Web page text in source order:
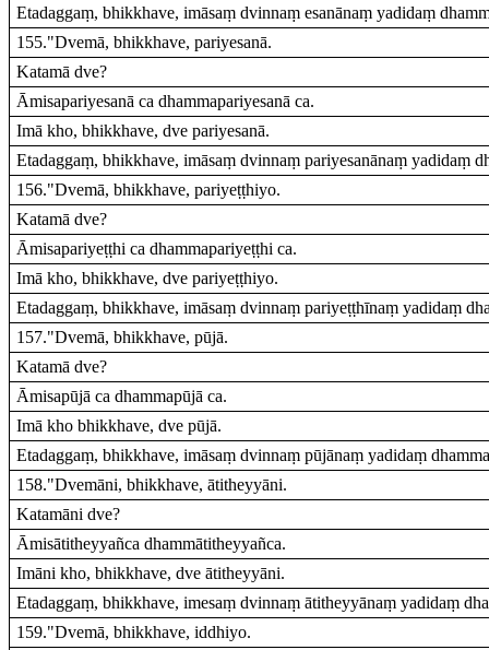
Etadaggaṃ, bhikkhave, imāsaṃ dvinnaṃ esanānaṃ yadidaṃ
155."Dvemā, bhikkhave, pariyesanā.
Katamā dve?
Āmisapariyesanā ca dhammapariyesanā ca.
Imā kho, bhikkhave, dve pariyesanā.
Etadaggaṃ, bhikkhave, imāsaṃ dvinnaṃ pariyesanānaṃ yadidaṃ
156."Dvemā, bhikkhave, pariyeṭṭhiyo.
Katamā dve?
Āmisapariyeṭṭhi ca dhammapariyeṭṭhi ca.
Imā kho, bhikkhave, dve pariyeṭṭhiyo.
Etadaggaṃ, bhikkhave, imāsaṃ dvinnaṃ pariyeṭṭhīnaṃ yadidaṃ
157."Dvemā, bhikkhave, pūjā.
Katamā dve?
Āmisapūjā ca dhammapūjā ca.
Imā kho bhikkhave, dve pūjā.
Etadaggaṃ, bhikkhave, imāsaṃ dvinnaṃ pūjānaṃ yadidaṃ
158."Dvemāni, bhikkhave, ātitheyyāni.
Katamāni dve?
Āmisātitheyyañca dhammātitheyyañca.
Imāni kho, bhikkhave, dve ātitheyyāni.
Etadaggaṃ, bhikkhave, imesaṃ dvinnaṃ ātitheyyānaṃ yadidaṃ
159."Dvemā, bhikkhave, iddhiyo.